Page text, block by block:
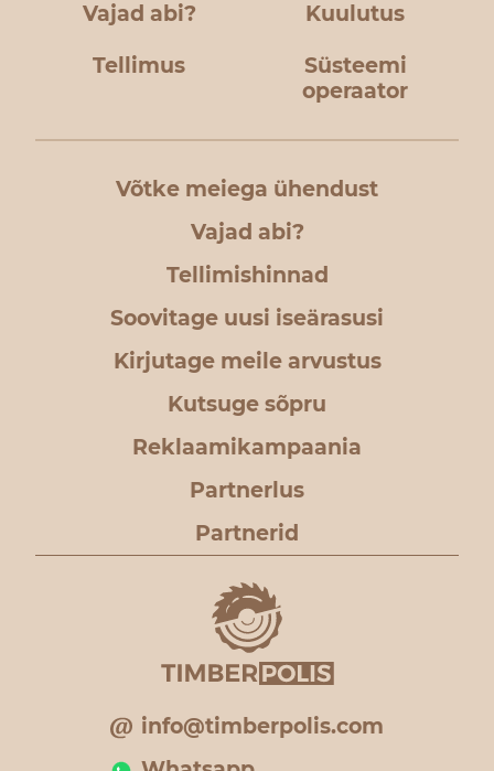
Vajad abi? Kuulutus
Tellimus
Süsteemi
operaator
Võtke meiega ühendust
Vajad abi?
Tellimishinnad
Soovitage uusi iseärasusi
Kirjutage meile arvustus
Kutsuge sõpru
Reklaamikampaania
Partnerlus
Partnerid
info@timberpolis.com